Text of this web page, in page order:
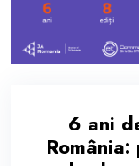
6 ani